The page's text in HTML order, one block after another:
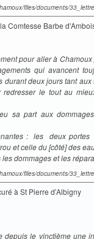
files/documents/
Comtesse Barbe
pour aller à
qui avancent
deux jours tant
le tout au
sa part aux
: les deux
et celle du [côté] des
dommages et les
files/documents/
à St Pierre d'Albigny
depuis le vinctième une